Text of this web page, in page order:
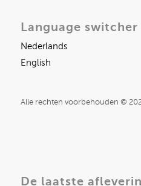
Language switcher
Nederlands
English
Alle rechten voorbehouden ©
De laatste